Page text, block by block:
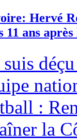
Hervé
11 ans
suis
:
la